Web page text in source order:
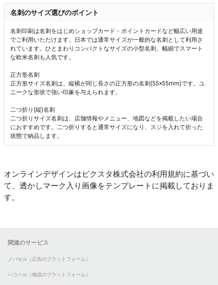
名刺のサイズ選びのポイント
名刺印刷は名刺をはじめショップカード・ポイントカードなど幅広い用途
でご利用いただけます。日本では通常サイズが一般的な名刺として利用さ
れています。ひとまわりコンパクトなサイズの小型名刺、幅細でスマート
な欧米名刺も人気です。
正方形名刺
正方形サイズ名刺は、縦横が同じ長さの正方形の名刺(55×55mm)です。ユ
ニークな形状で強い印象を与えられます。
二つ折り(縦)名刺
二つ折りサイズ名刺は、店舗情報やメニュー、地図などを掲載したい場合
におすすめです。二つ折りすると通常サイズになり、スジを入れて折った
状態で納品します。
オンラインデザインはピクスタ株式会社の利用規約に基づい
て、透かしマーク入り画像をテンプレートに掲載しておりま
す。
関連のサービス
ノバセル（広告のプラットフォーム）
ハコベル（物流のプラットフォーム）